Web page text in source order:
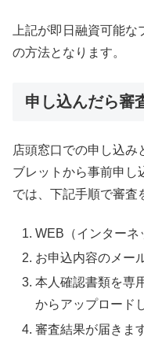
上記が即日融資可能
の方法となります。
申し込んだら審
店頭窓口での申し込み
ブレットから事前申し
では、下記手順で審査
WEB（インターネ
お申込内容のメー
本人確認書類を専
からアップロード
審査結果が届きま